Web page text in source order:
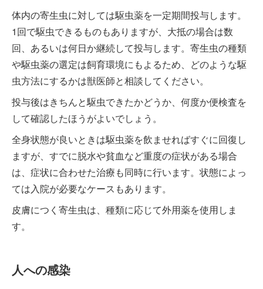
体内の寄生虫に対しては駆虫薬を一定期間投与します。
1回で駆虫できるものもありますが、大抵の場合は数
回、あるいは何日か継続して投与します。寄生虫の種類
や駆虫薬の選定は飼育環境にもよるため、どのような駆
虫方法にするかは獣医師と相談してください。
投与後はきちんと駆虫できたかどうか、何度か便検査を
して確認したほうがよいでしょう。
全身状態が良いときは駆虫薬を飲ませればすぐに回復し
ますが、すでに脱水や貧血など重度の症状がある場合
は、症状に合わせた治療も同時に行います。状態によっ
ては入院が必要なケースもあります。
皮膚につく寄生虫は、種類に応じて外用薬を使用しま
す。
人への感染